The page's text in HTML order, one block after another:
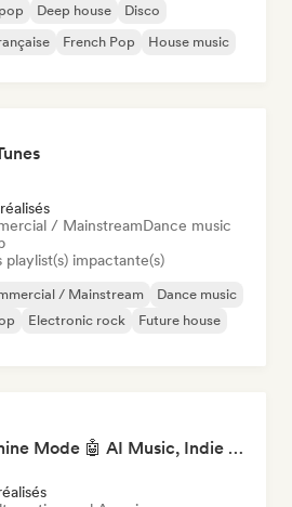
Deep house
Disco
French Pop House music
/ MainstreamDance music
impactante(s)
/ Mainstream
Dance music
Electronic rock
Future house
Pop Machine Mode 🤖 AI Music, Indie Pop & Dream Pop